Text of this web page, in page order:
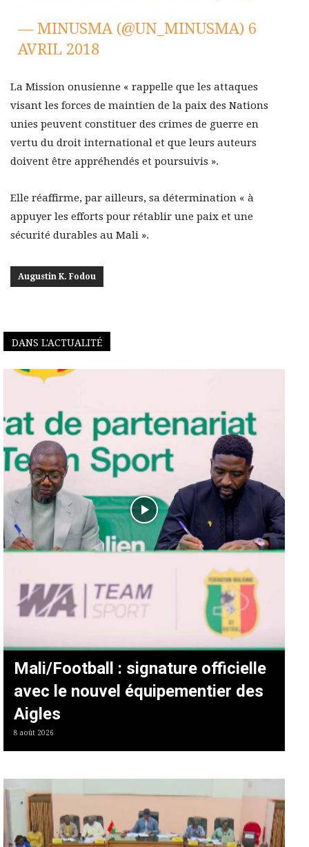
— MINUSMA (@UN_MINUSMA) 6
AVRIL 2018
La Mission onusienne « rappelle que les attaques
visant les forces de maintien de la paix des Nations
unies peuvent constituer des crimes de guerre en
vertu du droit international et que leurs auteurs
doivent être appréhendés et poursuivis ».
Elle réaffirme, par ailleurs, sa détermination « à
appuyer les efforts pour rétablir une paix et une
sécurité durables au Mali ».
Augustin K. Fodou
DANS L'ACTUALITÉ
Mali/Football : signature officielle
avec le nouvel équipementier des
Aigles
8 août 2026